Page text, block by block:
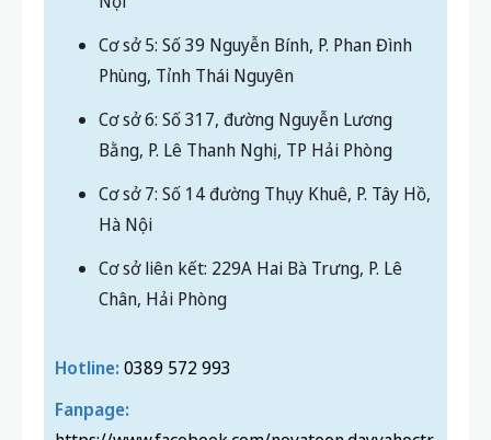
Cơ sở 5: Số 39 Nguyễn Bính, P. Phan Đình
Phùng, Tỉnh Thái Nguyên
Cơ sở 6: Số 317, đường Nguyễn Lương
Bằng, P. Lê Thanh Nghị, TP Hải Phòng
Cơ sở 7: Số 14 đường Thụy Khuê, P. Tây Hồ,
Hà Nội
Cơ sở liên kết: 229A Hai Bà Trưng, P. Lê
Chân, Hải Phòng
Hotline: 0389 572 993
Fanpage: